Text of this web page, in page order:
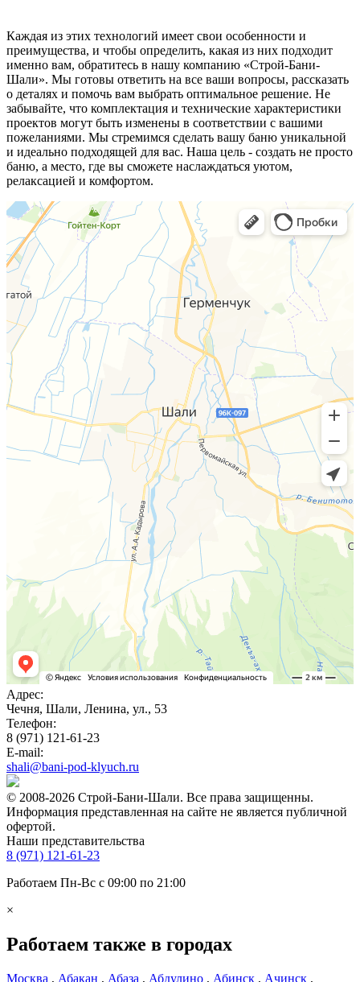
Каждая из этих технологий имеет свои особенности и
преимущества, и чтобы определить, какая из них подходит
именно вам, обратитесь в нашу компанию «Строй-Бани-
Шали». Мы готовы ответить на все ваши вопросы, рассказать
о деталях и помочь вам выбрать оптимальное решение. Не
забывайте, что комплектация и технические характеристики
проектов могут быть изменены в соответствии с вашими
пожеланиями. Мы стремимся сделать вашу баню уникальной
и идеально подходящей для вас. Наша цель - создать не просто
баню, а место, где вы сможете наслаждаться уютом,
релаксацией и комфортом.
Адрес:
Чечня, Шали, Ленина, ул., 53
Телефон:
8 (971) 121-61-23
E-mail:
shali@bani-pod-klyuch.ru
© 2008-2026 Строй-Бани-Шали. Все права защищенны.
Информация представленная на сайте не является публичной
офертой.
Наши представительства
8 (971) 121-61-23
Работаем Пн-Вс с 09:00 по 21:00
×
Работаем также в городах
Москва , Абакан , Абаза , Абдулино , Абинск , Ачинск ,